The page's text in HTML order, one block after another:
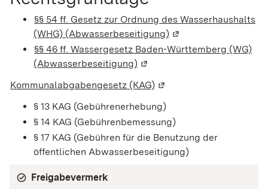
§§ 54 ff. Gesetz zur Ordnung des Wasserhaushalts
(WHG) (Abwasserbeseitigung) (Wird in einem
§§ 46 ff. Wassergesetz Baden-Württemberg (WG)
(Abwasserbeseitigung) (Wird in einem neuen
Kommunalabgabengesetz (KAG) (Wird in einem neuen
§ 13 KAG (Gebührenerhebung)
§ 14 KAG (Gebührenbemessung)
§ 17 KAG (Gebühren für die Benutzung der
öffentlichen Abwasserbeseitigung)
Freigabevermerk